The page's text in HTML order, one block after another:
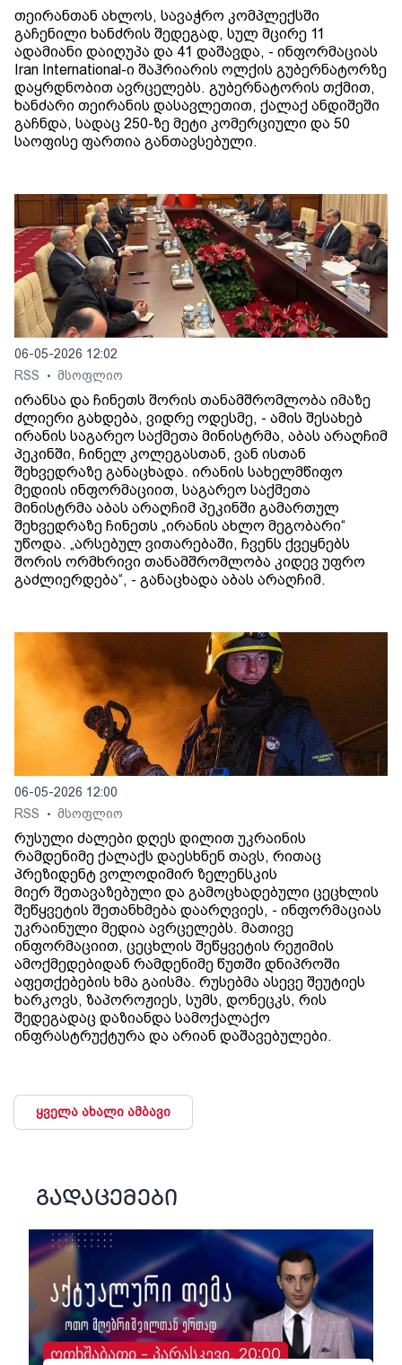
თეირანთან ახლოს, სავაჭრო კომპლექსში
გაჩენილი ხანძრის შედეგად, სულ მცირე 11
ადამიანი დაიღუპა და 41 დაშავდა, - ინფორმაციას
Iran International-ი შაჰრიარის ოლქის გუბერნატორზე
დაყრდნობით ავრცელებს. გუბერნატორის თქმით,
ხანძარი თეირანის დასავლეთით, ქალაქ ანდიშეში
გაჩნდა, სადაც 250-ზე მეტი კომერციული და 50
საოფისე ფართია განთავსებული.
06-05-2026 12:02
RSS
• მსოფლიო
ირანსა და ჩინეთს შორის თანამშრომლობა იმაზე
ძლიერი გახდება, ვიდრე ოდესმე, - ამის შესახებ
ირანის საგარეო საქმეთა მინისტრმა, აბას არაღჩიმ
პეკინში, ჩინელ კოლეგასთან, ვან ისთან
შეხვედრაზე განაცხადა. ირანის სახელმწიფო
მედიის ინფორმაციით, საგარეო საქმეთა
მინისტრმა აბას არაღჩიმ პეკინში გამართულ
შეხვედრაზე ჩინეთს „ირანის ახლო მეგობარი“
უწოდა. „არსებულ ვითარებაში, ჩვენს ქვეყნებს
შორის ორმხრივი თანამშრომლობა კიდევ უფრო
გაძლიერდება“, - განაცხადა აბას არაღჩიმ.
06-05-2026 12:00
RSS
• მსოფლიო
რუსული ძალები დღეს დილით უკრაინის
რამდენიმე ქალაქს დაესხნენ თავს, რითაც
პრეზიდენტ ვოლოდიმირ ზელენსკის
მიერ შეთავაზებული და გამოცხადებული ცეცხლის
შეწყვეტის შეთანხმება დაარღვიეს, - ინფორმაციას
უკრაინული მედია ავრცელებს. მათივე
ინფორმაციით, ცეცხლის შეწყვეტის რეჟიმის
ამოქმედებიდან რამდენიმე წუთში დნიპროში
აფეთქებების ხმა გაისმა. რუსებმა ასევე შეუტიეს
ხარკოვს, ზაპოროჟიეს, სუმს, დონეცკს, რის
შედეგადაც დაზიანდა სამოქალაქო
ინფრასტრუქტურა და არიან დაშავებულები.
ყველა ახალი ამბავი
გადაცემები
ოთხშაბათი - პარასკევი, 20:00